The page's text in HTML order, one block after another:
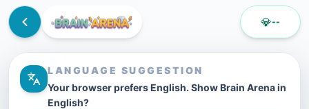
LANGUAGE SUGGESTION
Your browser prefers English. Show Brain Arena in
English?
💎--